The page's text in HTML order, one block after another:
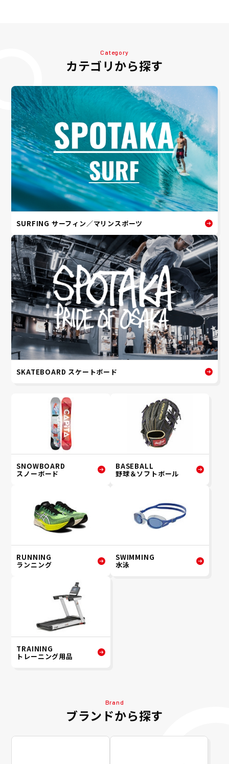
Category
カテゴリから探す
SURFING サーフィン／マリンスポーツ
SKATEBOARD スケートボード
SNOWBOARD
スノーボード
BASEBALL
野球＆ソフトボール
RUNNING
ランニング
SWIMMING
水泳
TRAINING
トレーニング用品
Brand
ブランドから探す